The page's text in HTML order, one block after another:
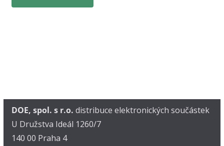
DOE, spol. s r.o. distribuce elektronických součástek
U Družstva Ideál 1260/7
140 00 Praha 4